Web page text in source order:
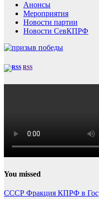
Анонсы
Мероприятия
Новости партии
Новости СевКПРФ
RSS
You missed
СССР Фракция КПРФ в